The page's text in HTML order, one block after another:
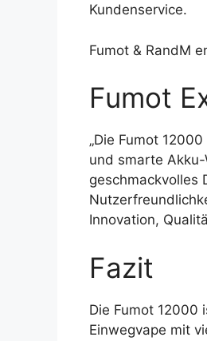
Kundenservice.
Fumot & RandM
Fumot
„Die Fumot
und smarte
geschmackvolles
Innovation,
Fazit
Die Fumot 12000
Einwegvape mit